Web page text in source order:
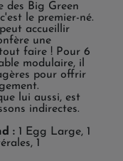
des Big Green
le premier-né.
accueillir
une
faire ! Pour 6
modulaire, il
pour offrir
lui aussi, est
indirectes.
: 1 Egg Large, 1
1